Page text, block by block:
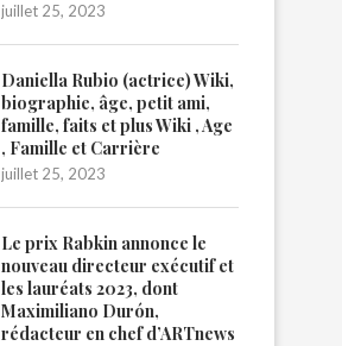
juillet 25, 2023
Daniella Rubio (actrice) Wiki,
biographie, âge, petit ami,
famille, faits et plus Wiki , Age
, Famille et Carrière
juillet 25, 2023
Le prix Rabkin annonce le
nouveau directeur exécutif et
les lauréats 2023, dont
Maximiliano Durón,
rédacteur en chef d’ARTnews